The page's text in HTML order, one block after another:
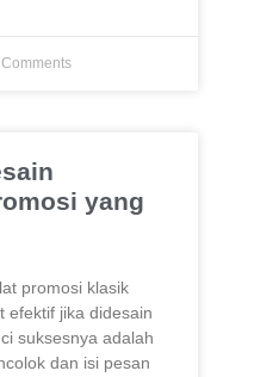
Comments
yang
promosi klasik
efektif jika didesain
suksesnya adalah
dan isi pesan